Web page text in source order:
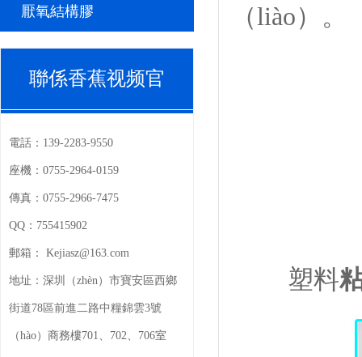
厭氧結構膠
聯係香蕉视频官
電話： 139-2283-9550
座機： 0755-2964-0159
傳真： 0755-2966-7475
QQ： 755415902
郵箱： Kejiasz@163.com
地址： 深圳（zhèn）市寶安區西鄉
街道78區前進二路中糧錦雲3號
（hào）商務樓701、702、706室
（liào）。
塑料